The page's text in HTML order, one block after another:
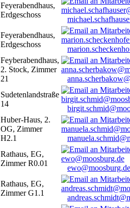
Feyerabendhaus,
Erdgeschoss
Feyerabendhaus,
Erdgeschoss
Feyberabendhaus,
2. Stock, Zimmer
21
Sudetenlandstraße
14
Huber-Haus, 2.
OG, Zimmer
H2.1
Rathaus, EG,
Zimmer R0.01
ewo@moosburg.de
Rathaus, EG,
Zimmer G1.1